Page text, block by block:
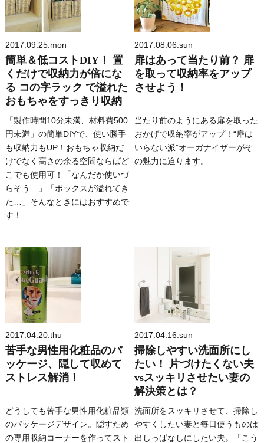
2017.09.25.mon
簡単＆低コストDIY！ 置
くだけで収納力が倍にな
る コの字ラック で溢れた
おもちゃをすっきり収納
「製作時間10分未満、材料費500
円未満」の簡単DIYで、使い勝手
も収納力もUP！おもちゃ収納だ
けでなく高さの余る空間ならばど
こでも使用可！「なんだか使いづ
らそう…」「ボックスが溢れてき
た…」そんなときにはおすすめで
す！
2017.08.06.sun
扉はあって当たり前？ 扉
を取って収納率をアップ
させよう！
当たり前のようにある扉を取った
おかげで収納率がアップ！“扉は
いらない派”オーガナイザーがそ
の魅力に迫ります。
2017.04.20.thu
苦手な男性用化粧品のパ
ッケージ、隠して収めて
ストレス解消！
どうしても苦手な男性用化粧品類
のパッケージデザイン。隠すため
の専用収納コーナーを作ってスト
2017.04.16.sun
掃除しやすい洗面所にし
たい！ 片づけたくない夫
vsスッキリさせたい妻の
解決策とは？
洗面所をスッキリさせて、掃除し
やすくしたい妻と毎日使うものは
出しっぱなしにしたい夫。「こう